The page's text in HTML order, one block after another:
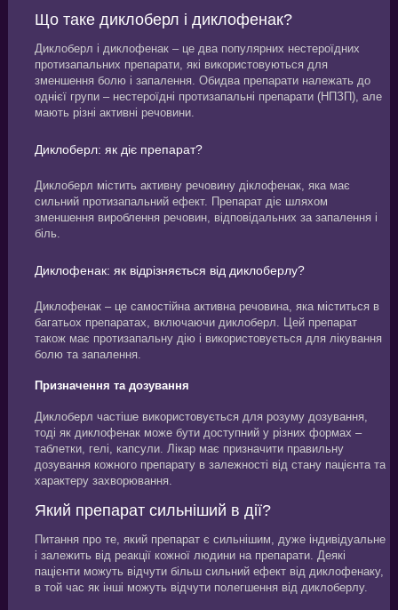
Що таке диклоберл і диклофенак?
Диклоберл і диклофенак – це два популярних нестероїдних
протизапальних препарати, які використовуються для
зменшення болю і запалення. Обидва препарати належать до
однієї групи – нестероїдні протизапальні препарати (НПЗП), але
мають різні активні речовини.
Диклоберл: як діє препарат?
Диклоберл містить активну речовину діклофенак, яка має
сильний протизапальний ефект. Препарат діє шляхом
зменшення вироблення речовин, відповідальних за запалення і
біль.
Диклофенак: як відрізняється від диклоберлу?
Диклофенак – це самостійна активна речовина, яка міститься в
багатьох препаратах, включаючи диклоберл. Цей препарат
також має протизапальну дію і використовується для лікування
болю та запалення.
Призначення та дозування
Диклоберл частіше використовується для розуму дозування,
тоді як диклофенак може бути доступний у різних формах –
таблетки, гелі, капсули. Лікар має призначити правильну
дозування кожного препарату в залежності від стану пацієнта та
характеру захворювання.
Який препарат сильніший в дії?
Питання про те, який препарат є сильнішим, дуже індивідуальне
і залежить від реакції кожної людини на препарати. Деякі
пацієнти можуть відчути більш сильний ефект від диклофенаку,
в той час як інші можуть відчути полегшення від диклоберлу.